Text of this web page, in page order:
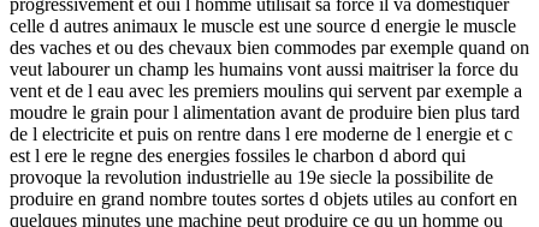
celle d autres animaux le muscle est une source d energie le muscle
des vaches et ou des chevaux bien commodes par exemple quand on
veut labourer un champ les humains vont aussi maitriser la force du
vent et de l eau avec les premiers moulins qui servent par exemple a
moudre le grain pour l alimentation avant de produire bien plus tard
de l electricite et puis on rentre dans l ere moderne de l energie et c
est l ere le regne des energies fossiles le charbon d abord qui
provoque la revolution industrielle au 19e siecle la possibilite de
produire en grand nombre toutes sortes d objets utiles au confort en
quelques minutes une machine peut produire ce qu un homme ou